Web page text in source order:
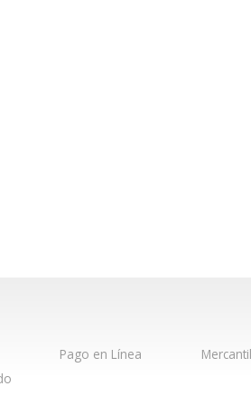
Pago en Línea